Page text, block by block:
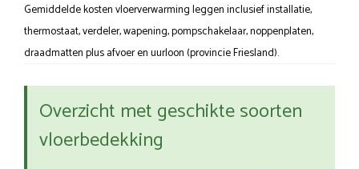
Gemiddelde kosten vloerverwarming leggen inclusief installatie,
thermostaat, verdeler, wapening, pompschakelaar, noppenplaten,
draadmatten plus afvoer en uurloon (provincie Friesland).
Overzicht met geschikte soorten
vloerbedekking